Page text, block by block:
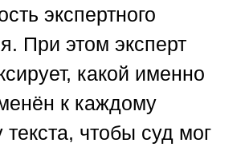
экспертного
При этом эксперт
какой именно
к каждому
чтобы суд мог